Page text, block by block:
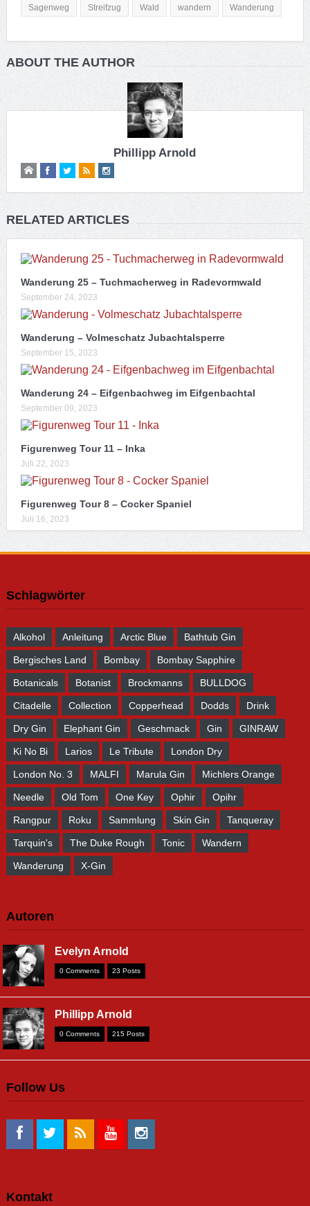
Sagenweg Streifzug Wald wandern Wanderung
ABOUT THE AUTHOR
Phillipp Arnold
RELATED ARTICLES
Wanderung 25 – Tuchmacherweg in Radevormwald
September 24, 2023
Wanderung – Volmeschatz Jubachtalsperre
September 15, 2023
Wanderung 24 – Eifgenbachweg im Eifgenbachtal
September 09, 2023
Figurenweg Tour 11 – Inka
Juli 22, 2023
Figurenweg Tour 8 – Cocker Spaniel
Juli 16, 2023
Schlagwörter
Alkohol Anleitung Arctic Blue Bathtub Gin
Bergisches Land Bombay Bombay Sapphire
Botanicals Botanist Brockmanns BULLDOG
Citadelle Collection Copperhead Dodds Drink
Dry Gin Elephant Gin Geschmack Gin GINRAW
Ki No Bi Larios Le Tribute London Dry
London No. 3 MALFI Marula Gin Michlers Orange
Needle Old Tom One Key Ophir Opihr
Rangpur Roku Sammlung Skin Gin Tanqueray
Tarquin's The Duke Rough Tonic Wandern
Wanderung X-Gin
Autoren
Evelyn Arnold
0 Comments 23 Posts
Phillipp Arnold
0 Comments 215 Posts
Follow Us
Kontakt